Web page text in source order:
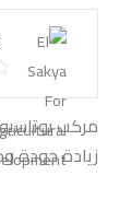
مركب
زيادة جودة